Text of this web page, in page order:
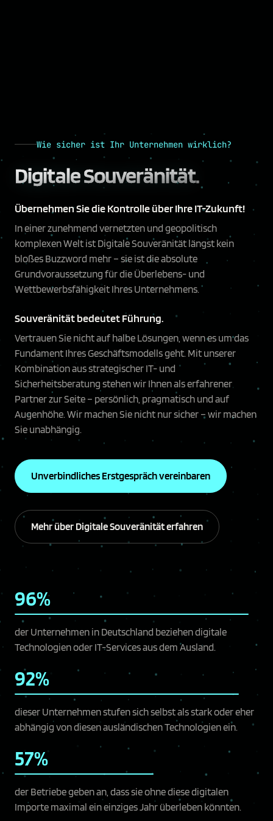
Wie sicher ist Ihr Unternehmen wirklich?
Digitale Souveränität.
Übernehmen Sie die Kontrolle über Ihre IT-Zukunft!
In einer zunehmend vernetzten und geopolitisch
komplexen Welt ist Digitale Souveränität längst kein
bloßes Buzzword mehr – sie ist die absolute
Grundvoraussetzung für die Überlebens- und
Wettbewerbsfähigkeit Ihres Unternehmens.
Souveränität bedeutet Führung.
Vertrauen Sie nicht auf halbe Lösungen, wenn es um das
Fundament Ihres Geschäftsmodells geht. Mit unserer
Kombination aus strategischer IT- und
Sicherheitsberatung stehen wir Ihnen als erfahrener
Partner zur Seite – persönlich, pragmatisch und auf
Augenhöhe. Wir machen Sie nicht nur sicher – wir machen
Sie unabhängig.
Unverbindliches Erstgespräch vereinbaren
Mehr über Digitale Souveränität erfahren
96%
der Unternehmen in Deutschland beziehen digitale
Technologien oder IT-Services aus dem Ausland.
92%
dieser Unternehmen stufen sich selbst als stark oder eher
abhängig von diesen ausländischen Technologien ein.
57%
der Betriebe geben an, dass sie ohne diese digitalen
Importe maximal ein einziges Jahr überleben könnten.